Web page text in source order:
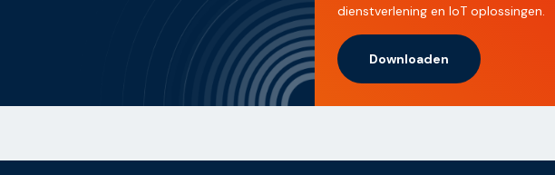
dienstverlening en IoT oplossingen.
Downloaden